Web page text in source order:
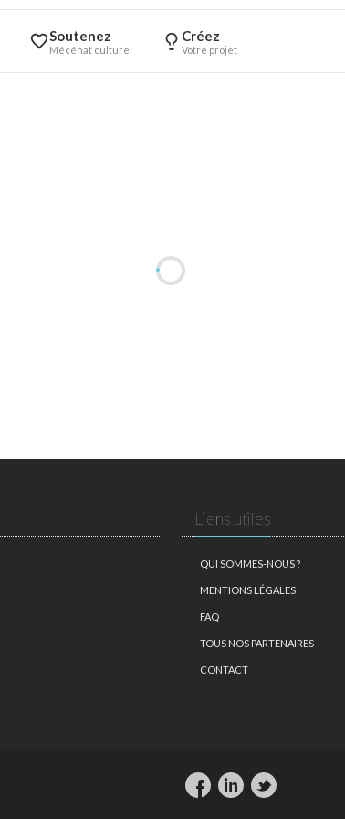
Soutenez
Mécénat culturel
Créez
Votre projet
Liens utiles
QUI SOMMES-NOUS ?
MENTIONS LÉGALES
FAQ
TOUS NOS PARTENAIRES
CONTACT